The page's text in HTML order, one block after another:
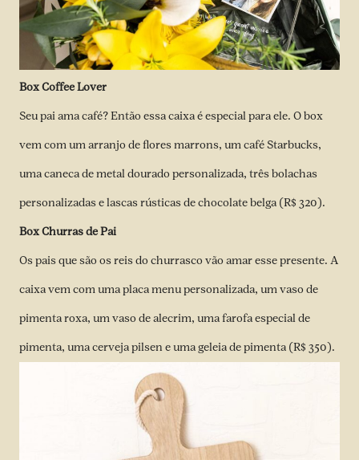
Box Coffee Lover
Seu pai ama café? Então essa caixa é especial para ele. O box
vem com um arranjo de flores marrons, um café Starbucks,
uma caneca de metal dourado personalizada, três bolachas
personalizadas e lascas rústicas de chocolate belga (R$ 320).
Box Churras de Pai
Os pais que são os reis do churrasco vão amar esse presente. A
caixa vem com uma placa menu personalizada, um vaso de
pimenta roxa, um vaso de alecrim, uma farofa especial de
pimenta, uma cerveja pilsen e uma geleia de pimenta (R$ 350).